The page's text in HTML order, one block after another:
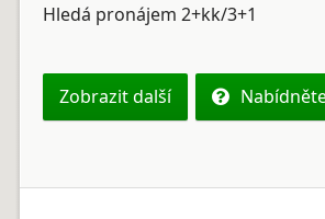
Hledá pronájem 2+kk/3+1
Zobrazit další